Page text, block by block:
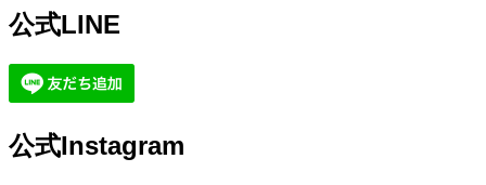
公式LINE
公式Instagram